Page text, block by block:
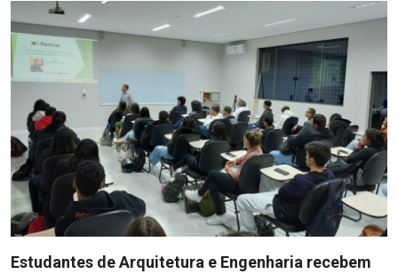
Estudantes de Arquitetura e Engenharia recebem